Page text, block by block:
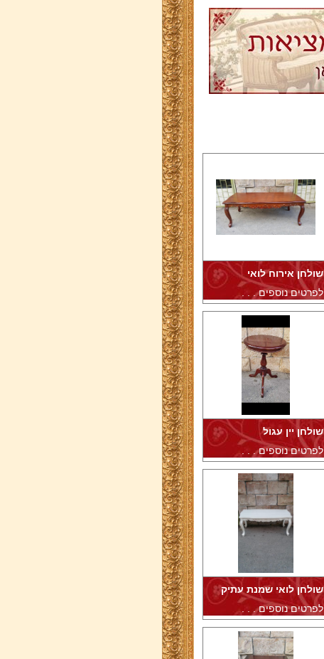
שולחן אירוח לואי
לפרטים נוספים . . .
שולחן יין עגול
לפרטים נוספים . . .
שולחן לואי שמנת עתיק
לפרטים נוספים . . .